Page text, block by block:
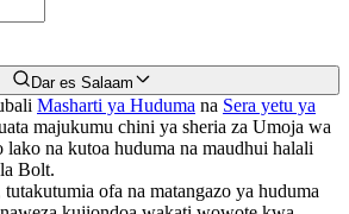
Dar es Salaam
Masharti ya Huduma na Sera yetu ya
majukumu chini ya sheria za Umoja wa
lako na kutoa huduma na maudhui halali
Bolt.
ofa na matangazo ya huduma